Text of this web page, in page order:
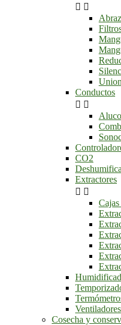
 
Conductos
 
CO2
Extractores
 
Ventiladores
Cosecha y